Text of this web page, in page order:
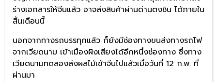
ร่างเอกสารให้จีนแล้ว อาจส่งสินค้าผ่านด่านตงชิน ได้ภายใน
สิ้นเดือนนี้
นอกจากทางรถบรรทุกแล้ว ก็ยังมีช่องทางขนส่งทางรถไฟ
จากเวียดนาม เข้าเมืองผิงเสียงได้อีกหนึ่งช่องทาง ซึ่งทาง
เวียดนามทดลองส่งผลไม้เข้าจีนไปแล้วเมื่อวันที่ 12 ก.พ. ที่
ผ่านมา